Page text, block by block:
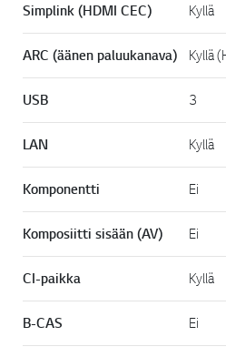
Simplink (HDMI CEC) Kyllä
ARC (äänen paluukanava) Kyllä
USB 3
LAN Kyllä
Komponentti Ei
Komposiitti sisään (AV) Ei
CI-paikka Kyllä
B-CAS Ei